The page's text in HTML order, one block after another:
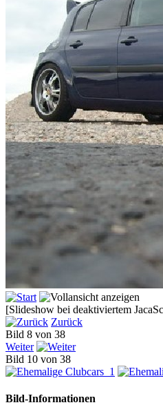
[Slideshow bei deaktiviertem
Zurück
Bild 8 von 38
Weiter
Bild 10 von 38
Bild-Informationen